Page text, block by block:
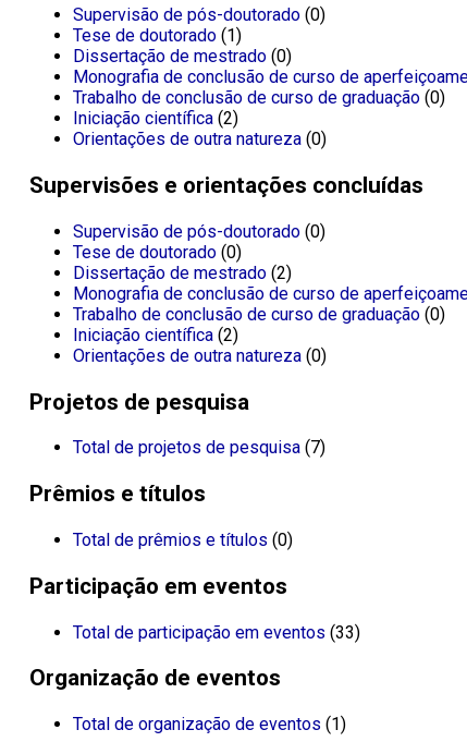
Supervisão de pós-doutorado(0)
Tese de doutorado(1)
Dissertação de mestrado(0)
Monografia de conclusão de curso de
Trabalho de conclusão de curso de graduação(0)
Iniciação científica(2)
Orientações de outra natureza(0)
Supervisões e orientações concluídas
Supervisão de pós-doutorado(0)
Tese de doutorado(0)
Dissertação de mestrado(2)
Monografia de conclusão de curso de
Trabalho de conclusão de curso de graduação(0)
Iniciação científica(2)
Orientações de outra natureza(0)
Projetos de pesquisa
Total de projetos de pesquisa(7)
Prêmios e títulos
Total de prêmios e títulos (0)
Participação em eventos
Total de participação em eventos (33)
Organização de eventos
Total de organização de eventos (1)